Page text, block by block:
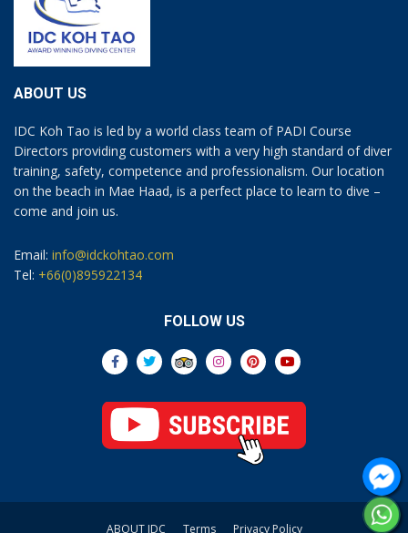
ABOUT US
IDC Koh Tao is led by a world class team of PADI Course
Directors providing customers with a very high standard of diver
training, safety, competence and professionalism. Our location
on the beach in Mae Haad, is a perfect place to learn to dive –
come and join us.
Email: info@idckohtao.com
Tel: +66(0)895922134
FOLLOW US
ABOUT IDC Terms Privacy Policy